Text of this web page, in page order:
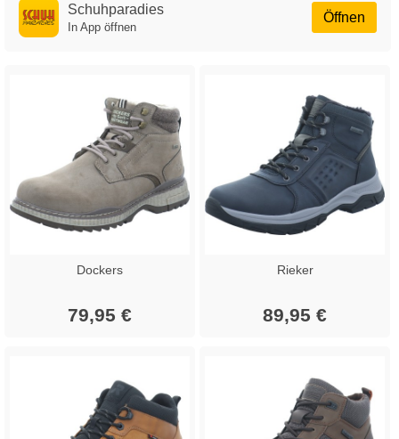
Öffnen
Schuhparadies
In App öffnen
Dockers
79,95 €
Rieker
89,95 €